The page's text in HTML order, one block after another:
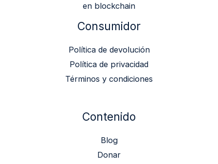
en blockchain
Consumidor
Política de devolución
Política de privacidad
Términos y condiciones
Contenido
Blog
Donar